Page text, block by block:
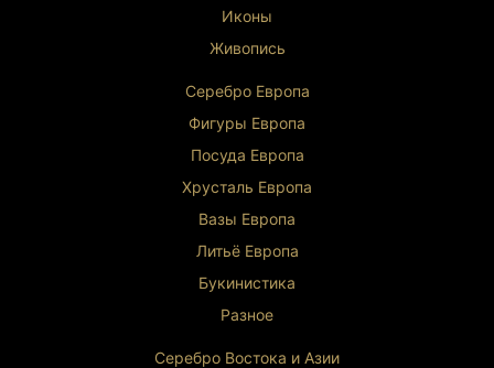
Иконы
Живопись
Серебро Европа
Фигуры Европа
Посуда Европа
Хрусталь Европа
Вазы Европа
Литьё Европа
Букинистика
Разное
Серебро Востока и Азии